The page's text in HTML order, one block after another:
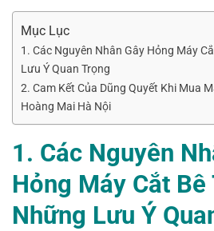
Mục Lục
1. Các Nguyên Nhân Gây Hỏng Máy
Lưu Ý Quan Trọng
2. Cam Kết Của Dũng Quyết Khi Mua
Hoàng Mai Hà Nội
1. Các Nguyên
Hỏng Máy Cắt Bê
Những Lưu Ý